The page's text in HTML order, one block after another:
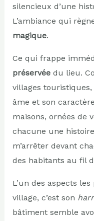
silencieux d’une
L’ambiance qui
magique.
Ce qui frappe
préservéedu lieu.
villages
âme et son
maisons, ornées de
chacune une
m’arrêter devant
des habitants au fil
L’un des aspects
village, c’est son
bâtiment semble